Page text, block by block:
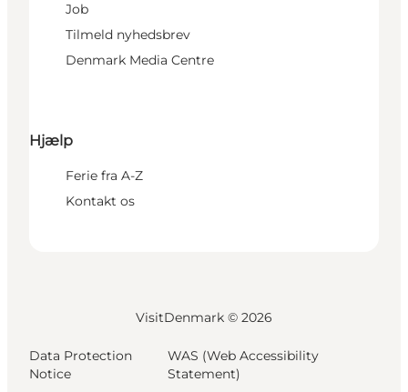
Job
Tilmeld nyhedsbrev
Denmark Media Centre
Hjælp
Ferie fra A-Z
Kontakt os
VisitDenmark © 2026
Data Protection
Notice
WAS (Web Accessibility
Statement)